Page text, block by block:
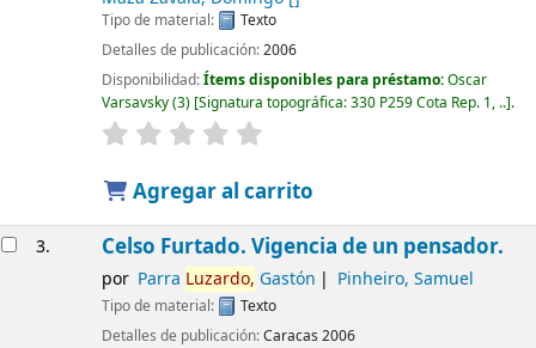
Tipo de material:
Texto
Detalles de publicación:2006
Disponibilidad:Ítems disponibles para préstamo:Oscar
Varsavsky(3) Signatura topográfica:330 P259 Cota Rep. 1, .. .
Agregar al carrito
3. Celso Furtado. Vigencia de un pensador.
por Parra Luzardo, Gastón Pinheiro, Samuel
Tipo de material:
Texto
Detalles de publicación:Caracas 2006